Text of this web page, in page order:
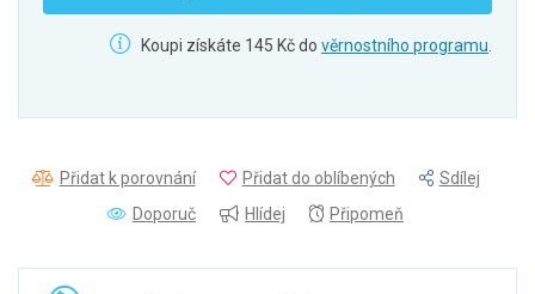
Koupi získáte 145 Kč do věrnostního programu
Přidat k porovnání Přidat do oblíbených
Sdílej
Doporuč
Hlídej Připomeň